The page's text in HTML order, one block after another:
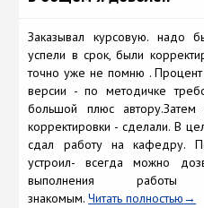
Заказывал курсовую. надо
успели в срок, были
точно уже не помню . Процент
версии - по методичке
большой плюс автору.Затем
корректировки - сделали. В
сдал работу на кафедру.
устроил- всегда можно
выполнения работы
знакомым.Читать полностью